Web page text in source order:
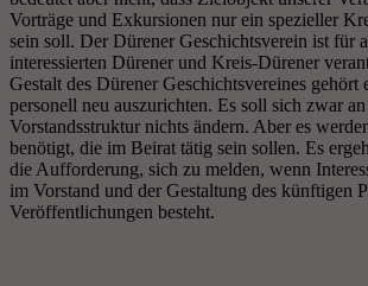
Vorträge und Exkursionen nur ein spezieller
sein soll. Der Dürener Geschichtsverein ist für
interessierten Dürener und Kreis-Dürener
Gestalt des Dürener Geschichtsvereines gehört
personell neu auszurichten. Es soll sich zwar
Vorstandsstruktur nichts ändern. Aber es
benötigt, die im Beirat tätig sein sollen. Es
die Aufforderung, sich zu melden, wenn
im Vorstand und der Gestaltung des künftigen
Veröffentlichungen besteht.